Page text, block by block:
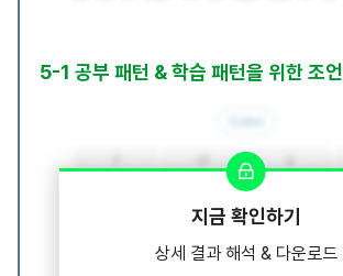
5-1 공부 패턴 & 학습 패턴을 위한 조언
지금 확인하기
상세 결과 해석 & 다운로드